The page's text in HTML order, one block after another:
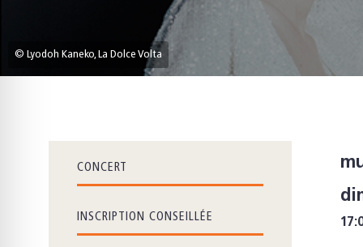
© Lyodoh Kaneko, La Dolce Volta
CONCERT
INSCRIPTION CONSEILLÉE